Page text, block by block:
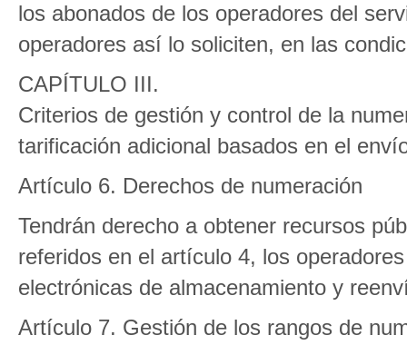
los abonados de los operadores del
operadores así lo soliciten, en las
CAPÍTULO III.
Criterios de gestión y control de la
tarificación adicional basados en el
Artículo 6. Derechos de numeración
Tendrán derecho a obtener recursos
referidos en el artículo 4, los
electrónicas de almacenamiento y
Artículo 7. Gestión de los rangos de